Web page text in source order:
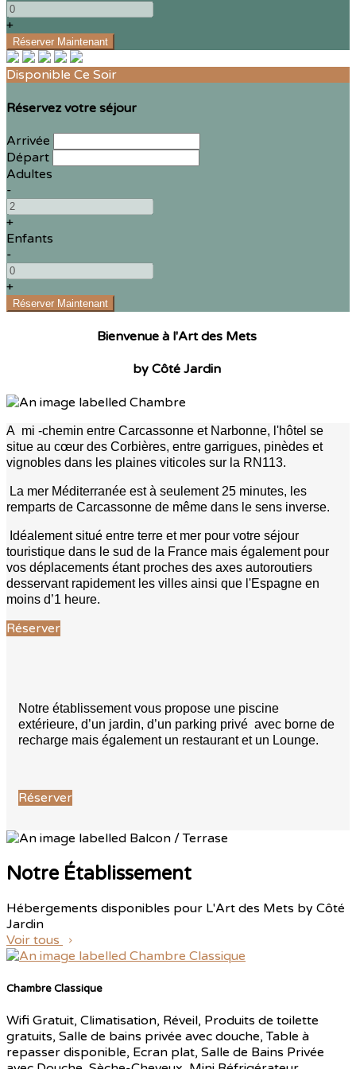
+
Disponible Ce Soir
Réservez votre séjour
Arrivée
Départ
Adultes
-
+
Enfants
-
+
Bienvenue à l'Art des Mets
by Côté Jardin
A mi -chemin entre Carcassonne et Narbonne, l'hôtel se
situe au cœur des Corbières, entre garrigues, pinèdes et
vignobles dans les plaines viticoles sur la RN113.
La mer Méditerranée est à seulement 25 minutes, les
remparts de Carcassonne de même dans le sens inverse.
Idéalement situé entre terre et mer pour votre séjour
touristique dans le sud de la France mais également pour
vos déplacements étant proches des axes autoroutiers
desservant rapidement les villes ainsi que l'Espagne en
moins d’1 heure.
Réserver
Notre établissement vous propose une piscine
extérieure, d’un jardin, d’un parking privé avec borne de
recharge mais également un restaurant et un Lounge.
Réserver
Notre Établissement
Hébergements disponibles pour L'Art des Mets by Côté
Jardin
Voir tous
Chambre Classique
Wifi Gratuit, Climatisation, Réveil, Produits de toilette
gratuits, Salle de bains privée avec douche,Table à
repasser disponible, Ecran plat, Salle de Bains Privée